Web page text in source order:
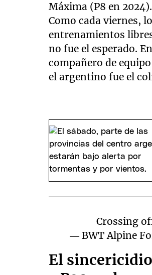
Máxima (P8 en 2024).
Como cada viernes,
entrenamientos
no fue el esperado.
compañero de
el argentino fue el
Crossing
— BWT Alpine
El